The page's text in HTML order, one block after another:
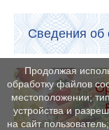
Сведения об
Продолжая
обработку файлов
местоположении;
устройства и
на сайт